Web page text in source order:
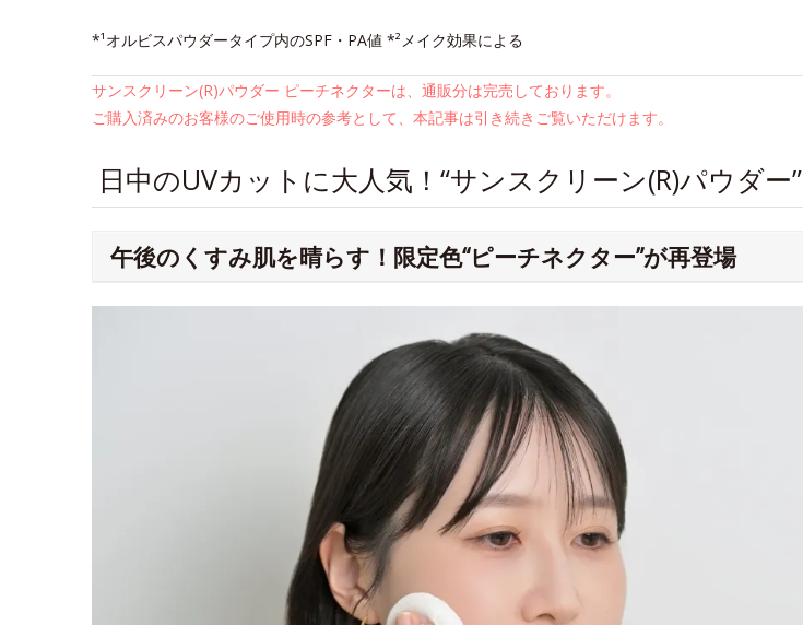
*¹オルビスパウダータイプ内のSPF・PA値 *²メイク効果による
サンスクリーン(R)パウダー ピーチネクターは、通販分は完売しております。
ご購入済みのお客様のご使用時の参考として、本記事は引き続きご覧いただけます。
日中のUVカットに大人気！“サンスクリーン(R)パウダー”
午後のくすみ肌を晴らす！限定色“ピーチネクター”が再登場